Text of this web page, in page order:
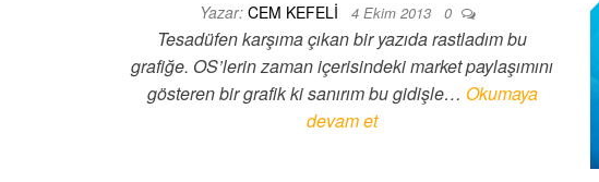
Yazar: CEM KEFELI 4 Ekim 2013 0
Tesadüfen karşıma çıkan bir yazıda rastladım bu
grafiğe. OS’lerin zaman içerisindeki market paylaşımını
gösteren bir grafik ki sanırım bu gidişle… Okumaya
devam et